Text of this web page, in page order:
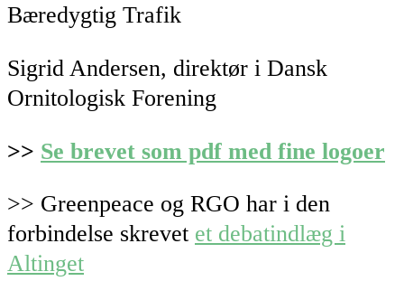
Bæredygtig Trafik
Sigrid Andersen, direktør i Dansk
Ornitologisk Forening
>> Se brevet som pdf med fine logoer
>> Greenpeace og RGO har i den
forbindelse skrevet et debatindlæg i
Altinget